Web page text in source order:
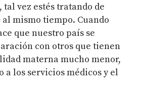
tal vez estés tratando de
mismo tiempo. Cuando
que nuestro país se
con otros que tienen
materna mucho menor,
a los servicios médicos y el